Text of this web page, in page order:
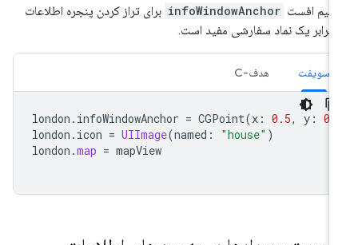
افست infoWindowAnchor برای تراز کردن پنجره اطلاعات
برابر یک نماد سفارشی مفید است.
سویفت هدف-C
london.infoWindowAnchor = CGPoint x : 0.5 , y
london.icon = UIImage(named: "house"
london. map = mapView